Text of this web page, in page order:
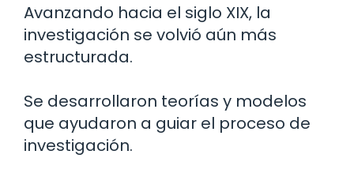
Avanzando hacia el siglo XIX, la
investigación se volvió aún más
estructurada.
Se desarrollaron teorías y modelos
que ayudaron a guiar el proceso de
investigación.